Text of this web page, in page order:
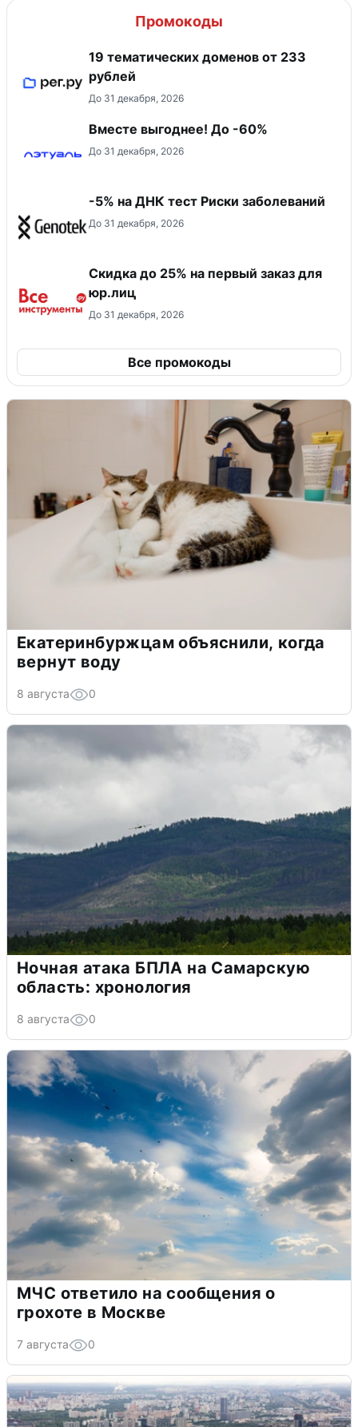
Промокоды
19 тематических доменов от 233
рублей
До 31 декабря, 2026
Вместе выгоднее! До -60%
До 31 декабря, 2026
-5% на ДНК тест Риски заболеваний
До 31 декабря, 2026
Скидка до 25% на первый заказ для
юр.лиц
До 31 декабря, 2026
Все промокоды
Екатеринбуржцам объяснили, когда
вернут воду
8 августа 0
Ночная атака БПЛА на Самарскую
область: хронология
8 августа 0
МЧС ответило на сообщения о
грохоте в Москве
7 августа 0